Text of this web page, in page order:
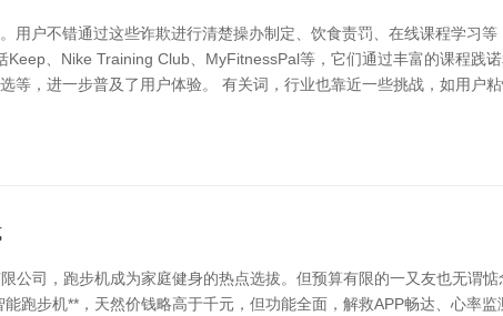
用户不错通过这些诈欺进行清楚操办制定、饮食责罚、在线课程学习
、Nike Training Club、MyFitnessPal等，它们通过丰富的课程践诺
等，进一步普及了用户体验。 有关词，行业也靠近一些挑战，如用户
公司，跑步机成为家庭健身的热点选拔。但预算有限的一又友也无谓
跑步机**，天然价钱略高于千元，但功能全面，解救APP畅达、心率